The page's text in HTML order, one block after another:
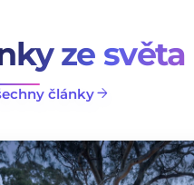
ze
článkyarrow_forward